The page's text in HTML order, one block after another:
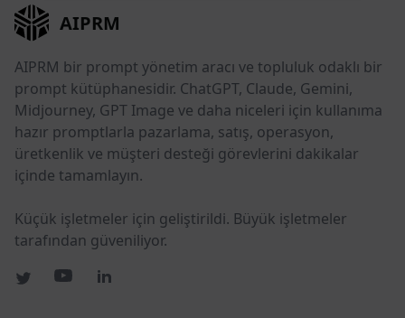
AIPRM
AIPRM bir prompt yönetim aracı ve topluluk odaklı bir
prompt kütüphanesidir. ChatGPT, Claude, Gemini,
Midjourney, GPT Image ve daha niceleri için kullanıma
hazır promptlarla pazarlama, satış, operasyon,
üretkenlik ve müşteri desteği görevlerini dakikalar
içinde tamamlayın.
Küçük işletmeler için geliştirildi. Büyük işletmeler
tarafından güveniliyor.